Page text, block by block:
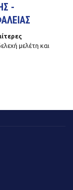
-
μελέτη και